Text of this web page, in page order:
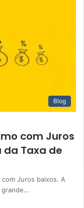
Blog
com Juros
da Taxa de
Juros baixos. A
grande…